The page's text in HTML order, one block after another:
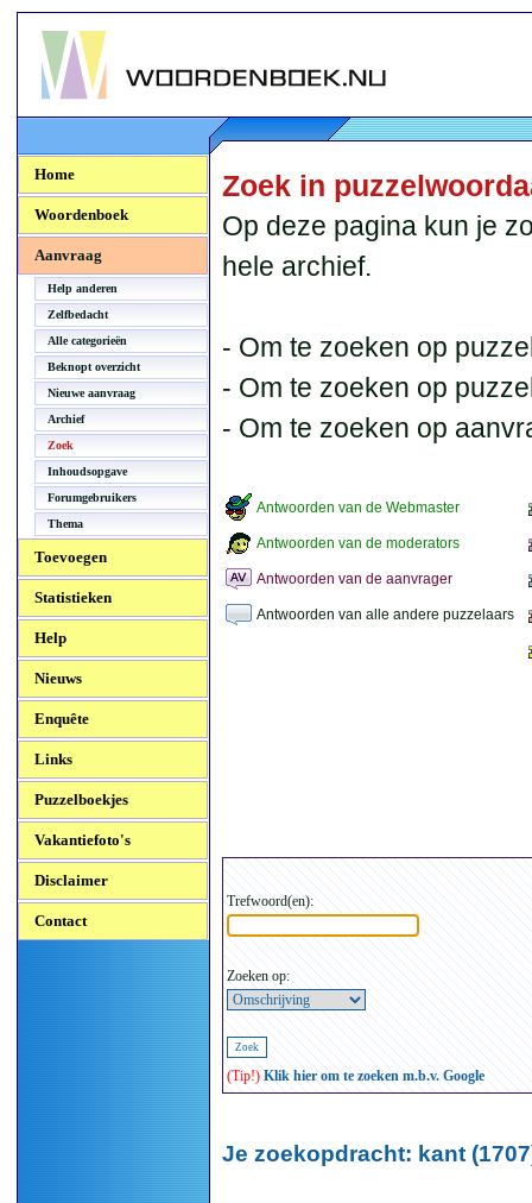
Woordenboek.NU
Home
Woordenboek
Aanvraag
Help anderen
Zelfbedacht
Alle categorieën
Beknopt overzicht
Nieuwe aanvraag
Archief
Zoek
Inhoudsopgave
Forumgebruikers
Thema
Toevoegen
Statistieken
Help
Nieuws
Enquête
Links
Puzzelboekjes
Vakantiefoto's
Disclaimer
Contact
Zoek in
Op deze pagina kun je
hele archief.
- Om te zoeken op
- Om te zoeken op
- Om te zoeken op
Antwoorden van de Webmaster
Antwoorden van de moderators
Antwoorden van de aanvrager
Antwoorden van alle andere puzzelaars
Trefwoord(en):
Zoeken op:
(Tip!) Klik hier om te zoeken m.b.v. Google
Je zoekopdracht: kant